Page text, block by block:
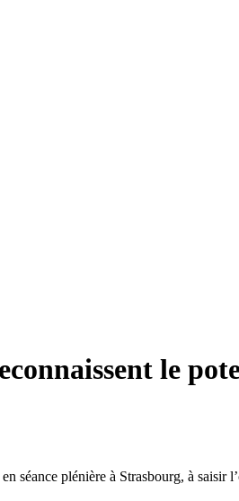
le
séance plénière à Strasbourg, à